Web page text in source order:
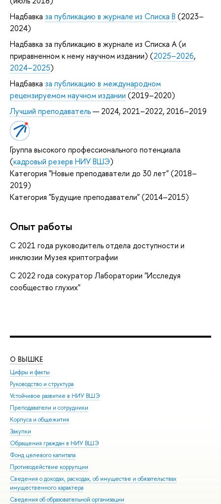
Надбавка за публикацию в журнале из Списка B (2023–
2024)
Надбавка за публикацию в журнале из Списка А (и
приравненном к нему научном издании) (2025–2026,
2024–2025)
Надбавка за публикацию в международном
рецензируемом научном издании (2019–2020)
Лучший преподаватель— 2024, 2021–2022, 2016–2019
Группа высокого профессионального потенциала
(кадровый резерв НИУ ВШЭ)
Категория "Новые преподаватели до 30 лет" (2018–
2019)
Категория "Будущие преподаватели" (2014–2015)
Опыт работы
С 2021 года руководитель отдела доступности и
инклюзии Музея криптографии
С 2022 года сокуратор Лаборатории "Исследуя
сообщество глухих"
О ВЫШКЕ
Цифры и факты
Руководство и структура
Устойчивое развитие в НИУ ВШЭ
Преподаватели и сотрудники
Корпуса и общежития
Закупки
Обращения граждан в НИУ ВШЭ
Фонд целевого капитала
Противодействие коррупции
Сведения о доходах, расходах, об имуществе и обязательствах
имущественного характера
Сведения об образовательной организации